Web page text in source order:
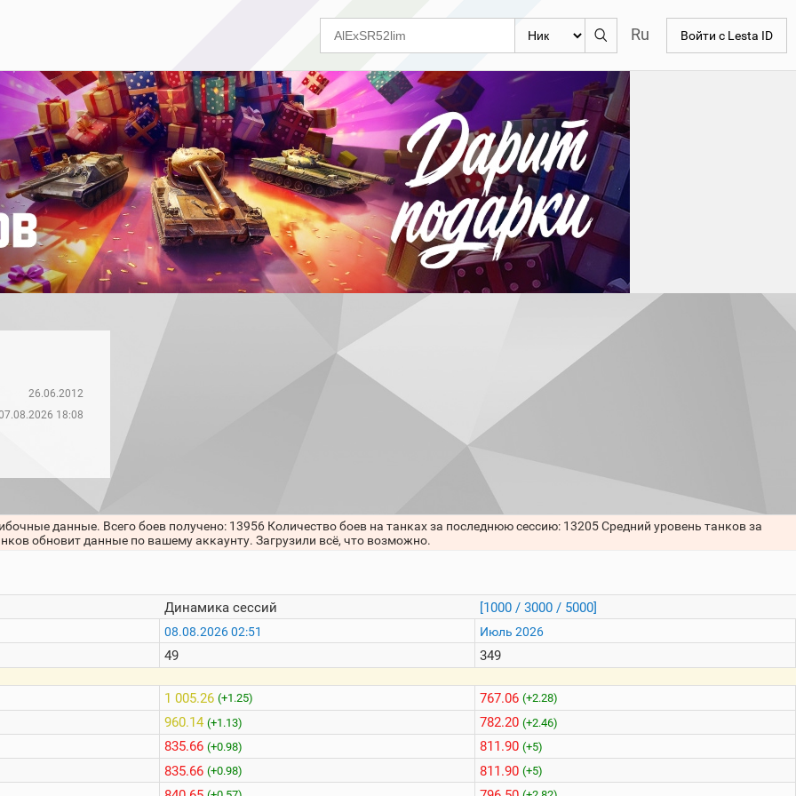
Ru Войти с Lesta ID
26.06.2012
18:08
данные. Всего боев получено: 13956 Количество боев на танках за последнюю сессию: 13205 Средний уровень танков за
обновит данные по вашему аккаунту. Загрузили всё, что возможно.
Динамика сессий
08.08.2026 02:51
49
1 005.26 (+1.25)
960.14 (+1.13)
835.66 (+0.98)
835.66 (+0.98)
[1000 / 3000 / 5000]
Июль 2026
349
767.06 (+2.28)
782.20 (+2.46)
811.90 (+5)
811.90 (+5)